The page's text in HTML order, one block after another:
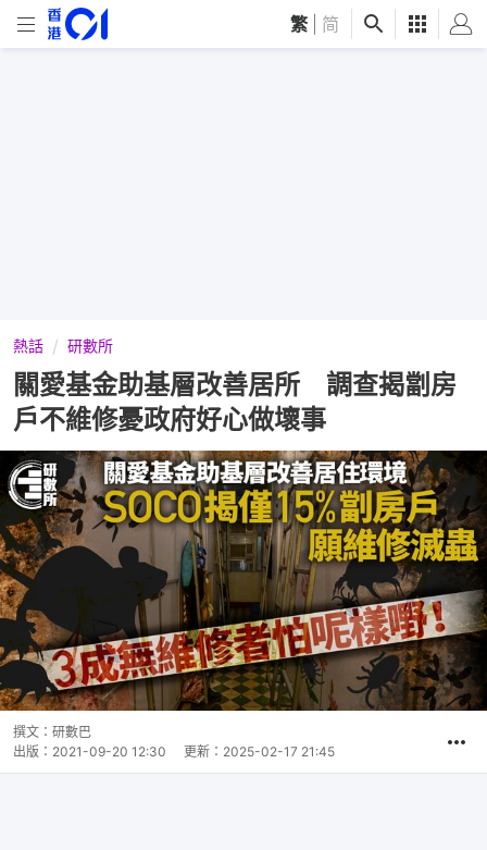
繁 简
熱話 研數所
關愛基金助基層改善居所 調查揭劏房
戶不維修憂政府好心做壞事
撰文： 研數巴
出版： 2021-09-20 12:30 更新： 2025-02-17 21:45